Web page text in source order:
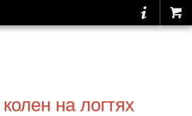
на логтях